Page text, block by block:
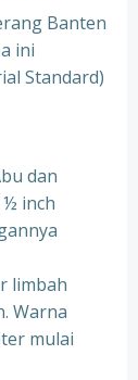
Banten
ini
Standard)
dan
½ inch
limbah
Warna
mulai